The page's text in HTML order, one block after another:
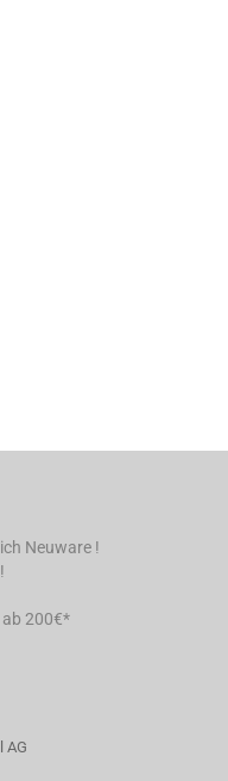
Neuware !
200€*